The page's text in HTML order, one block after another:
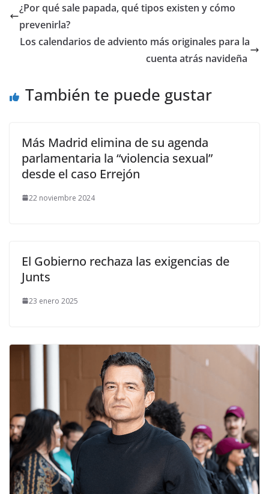
¿Por qué sale papada, qué tipos existen y cómo
prevenirla?
​Los calendarios de adviento más originales para la
cuenta atrás navideña
También te puede gustar
Más Madrid elimina de su agenda
parlamentaria la “violencia sexual”
desde el caso Errejón
22 noviembre 2024
El Gobierno rechaza las exigencias de
Junts
23 enero 2025